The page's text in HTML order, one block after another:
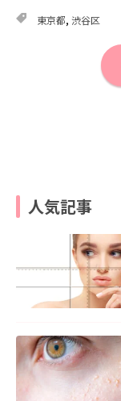
東京都, 渋谷区
人気記事